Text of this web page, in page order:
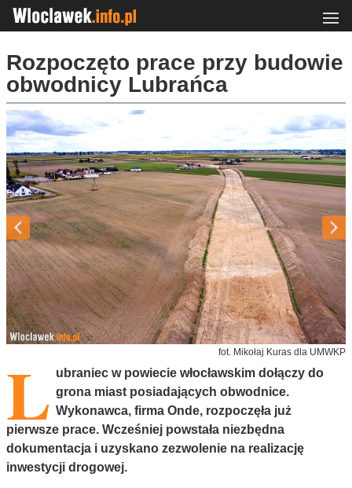
Rozpoczęto prace przy budowie
obwodnicy Lubrańca
fot. Mikołaj Kuras dla UMWKP
L ubraniec w powiecie włocławskim dołączy do
grona miast posiadających obwodnice.
Wykonawca, firma Onde, rozpoczęła już
pierwsze prace. Wcześniej powstała niezbędna
dokumentacja i uzyskano zezwolenie na realizację
inwestycji drogowej.